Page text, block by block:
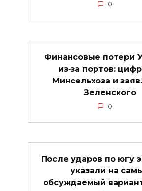
0
Финансовые потери
из‑за портов:
Минсельхоза и
Зеленского
0
После ударов по югу
указали на
обсуждаемый